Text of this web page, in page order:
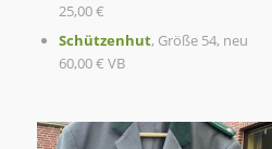
25,00 €
Schützenhut, Größe 54, neu
60,00 € VB